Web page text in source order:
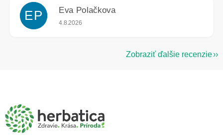
EP Eva Polačkova
Hodnotenie obchodu je 5 z 5 hviezdičiek.
4.8.2026
Zobraziť ďalšie recenzie